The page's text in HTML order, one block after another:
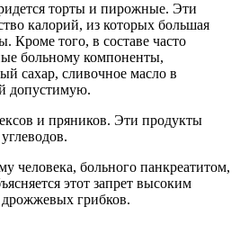
торты и пирожные. Эти
калорий, из которых большая
Кроме того, в составе часто
больному компоненты,
сахар, сливочное масло в
допустимую.
и пряников. Эти продукты
человека, больного панкреатитом,
этот запрет высоким
грибков.